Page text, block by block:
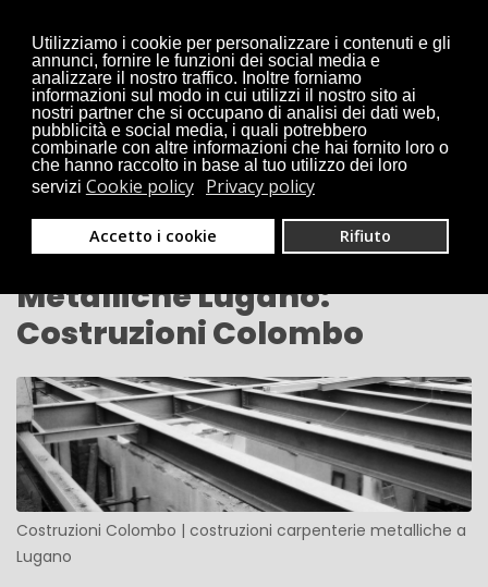
Utilizziamo i cookie per personalizzare i contenuti e gli
annunci, fornire le funzioni dei social media e
analizzare il nostro traffico. Inoltre forniamo
informazioni sul modo in cui utilizzi il nostro sito ai
nostri partner che si occupano di analisi dei dati web,
pubblicità e social media, i quali potrebbero
combinarle con altre informazioni che hai fornito loro o
che hanno raccolto in base al tuo utilizzo dei loro
servizi Cookie policy Privacy policy
Accetto i cookie Rifiuto
02 9790384
info@costruzionicolombo.com
Carpenterie Costruzioni
Metalliche Lugano:
Costruzioni Colombo
Costruzioni Colombo | costruzioni carpenterie metalliche a
Lugano